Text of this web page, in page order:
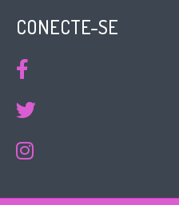
CONECTE-SE